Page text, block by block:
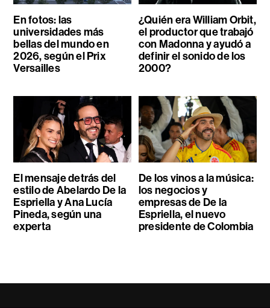
En fotos: las
universidades más
bellas del mundo en
2026, según el Prix
Versailles
¿Quién era William Orbit,
el productor que trabajó
con Madonna y ayudó a
definir el sonido de los
2000?
El mensaje detrás del
estilo de Abelardo De la
Espriella y Ana Lucía
Pineda, según una
experta
De los vinos a la música:
los negocios y
empresas de De la
Espriella, el nuevo
presidente de Colombia